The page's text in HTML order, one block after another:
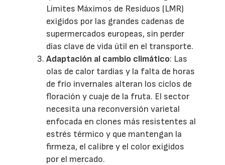
Límites Máximos de Residuos (LMR)
exigidos por las grandes cadenas de
supermercados europeas, sin perder
días clave de vida útil en el transporte.
Adaptación al cambio climático: Las
olas de calor tardías y la falta de horas
de frío invernales alteran los ciclos de
floración y cuaje de la fruta. El sector
necesita una reconversión varietal
enfocada en clones más resistentes al
estrés térmico y que mantengan la
firmeza, el calibre y el color exigidos
por el mercado.